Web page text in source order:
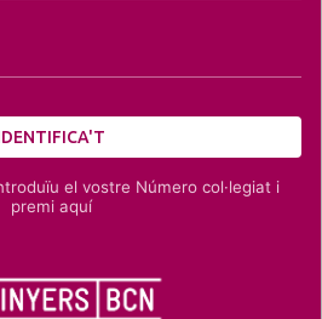
el vostre Número col·legiat i
premi aquí